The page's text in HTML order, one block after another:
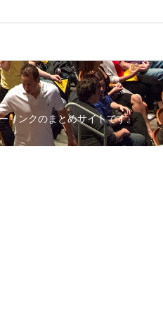
リンクのまとめサイトです。